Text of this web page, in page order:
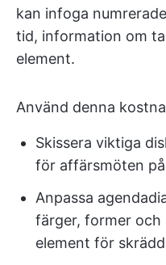
kan infoga
tid, information om
element.
Använd denna
Skissera viktiga
för affärsmöten
Anpassa
färger, former och
element för